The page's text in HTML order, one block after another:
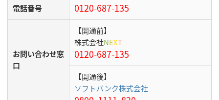
電話番号 0120-687-135
お問い合わせ窓
口
【開通前】
株式会社NEXT
0120-687-135
【開通後】
ソフトバンク株式会社